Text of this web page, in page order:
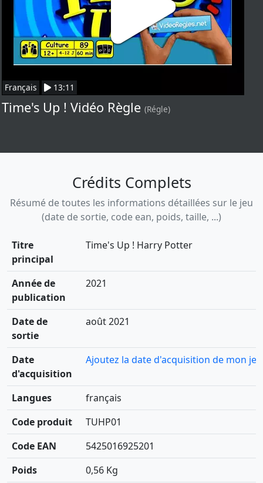
Français 13:11
Time's Up ! Vidéo Règle (Régle)
Crédits Complets
Résumé de toutes les informations détaillées sur le jeu
(date de sortie, code ean, poids, taille, ...)
Titre
principal
Time's Up ! Harry Potter
Année de
publication
2021
Date de
sortie
août 2021
Date
d'acquisition
Ajoutez la date d'acquisition de mon jeu
Langues
français
Code produit
TUHP01
Code EAN
5425016925201
Poids
0,56 Kg